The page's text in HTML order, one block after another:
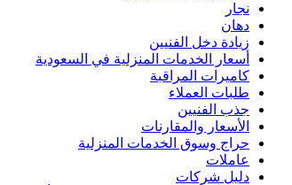
نجار
دهان
زيادة دخل الفنيين
أسعار الخدمات المنزلية في السعودية
كاميرات المراقبة
طلبات العملاء
جذب الفنيين
الأسعار والمقارنات
حراج وسوق الخدمات المنزلية
عاملات
دليل شركات